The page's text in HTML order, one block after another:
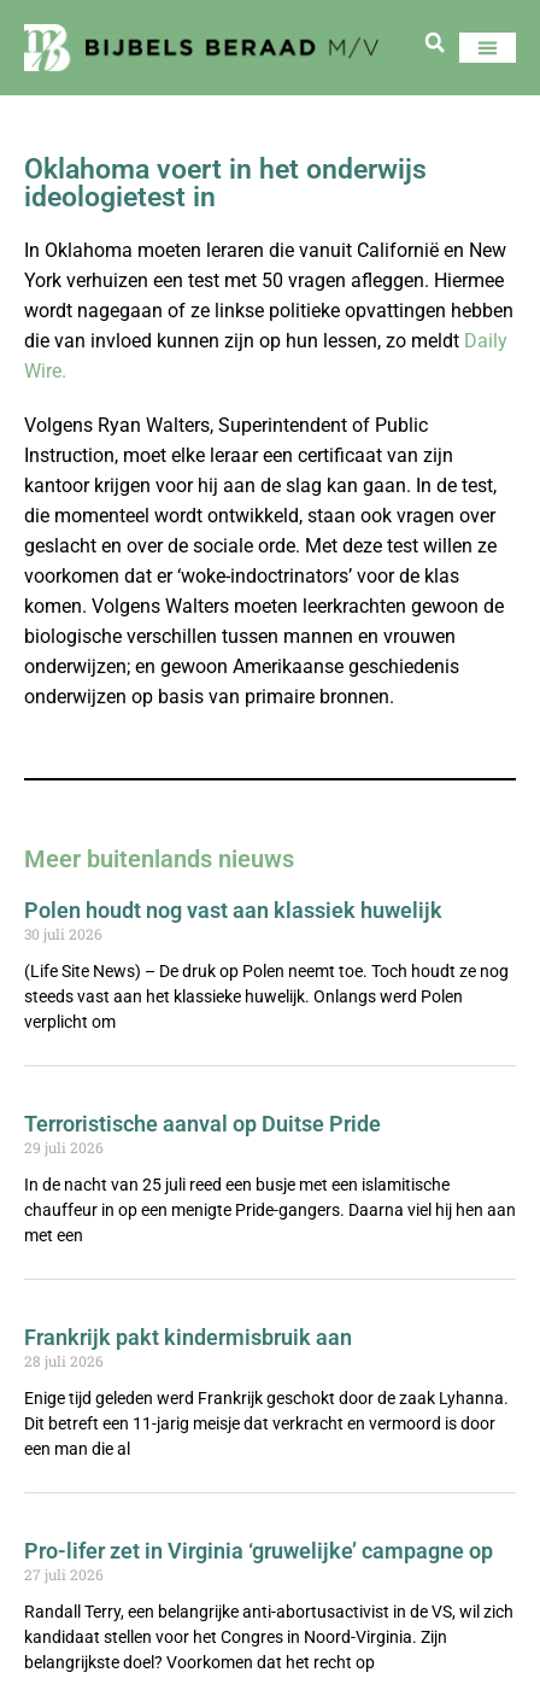
Oklahoma voert in het onderwijs
ideologietest in
In Oklahoma moeten leraren die vanuit Californië en New
York verhuizen een test met 50 vragen afleggen. Hiermee
wordt nagegaan of ze linkse politieke opvattingen hebben
die van invloed kunnen zijn op hun lessen, zo meldt Daily
Wire.
Volgens Ryan Walters, Superintendent of Public
Instruction, moet elke leraar een certificaat van zijn
kantoor krijgen voor hij aan de slag kan gaan. In de test,
die momenteel wordt ontwikkeld, staan ook vragen over
geslacht en over de sociale orde. Met deze test willen ze
voorkomen dat er ‘woke-indoctrinators’ voor de klas
komen. Volgens Walters moeten leerkrachten gewoon de
biologische verschillen tussen mannen en vrouwen
onderwijzen; en gewoon Amerikaanse geschiedenis
onderwijzen op basis van primaire bronnen.
Meer buitenlands nieuws
Polen houdt nog vast aan klassiek huwelijk
30 juli 2026
(Life Site News) – De druk op Polen neemt toe. Toch houdt ze nog
steeds vast aan het klassieke huwelijk. Onlangs werd Polen
verplicht om
Terroristische aanval op Duitse Pride
29 juli 2026
In de nacht van 25 juli reed een busje met een islamitische
chauffeur in op een menigte Pride-gangers. Daarna viel hij hen aan
met een
Frankrijk pakt kindermisbruik aan
28 juli 2026
Enige tijd geleden werd Frankrijk geschokt door de zaak Lyhanna.
Dit betreft een 11-jarig meisje dat verkracht en vermoord is door
een man die al
Pro-lifer zet in Virginia ‘gruwelijke’ campagne op
27 juli 2026
Randall Terry, een belangrijke anti-abortusactivist in de VS, wil zich
kandidaat stellen voor het Congres in Noord-Virginia. Zijn
belangrijkste doel? Voorkomen dat het recht op